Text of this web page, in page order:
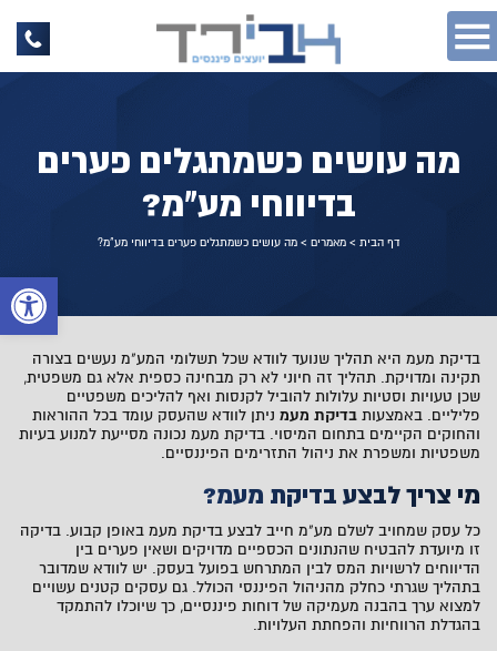
מה עושים כשמתגלים פערים
בדיווחי מע"מ?
דף הבית >מאמרים >מה עושים כשמתגלים פערים בדיווחי מע"מ?
בדיקת מעמ היא תהליך שנועד לוודא שכל תשלומי המע"מ נעשים בצורה
תקינה ומדויקת. תהליך זה חיוני לא רק מבחינה כספית אלא גם משפטית,
שכן טעויות וסטיות עלולות להוביל לקנסות ואף להליכים משפטיים
פליליים. באמצעות בדיקת מעמ ניתן לוודא שהעסק עומד בכל ההוראות
והחוקים הקיימים בתחום המיסוי. בדיקת מעמ נכונה מסייעת למנוע בעיות
משפטיות ומשפרת את ניהול התזרימים הפיננסיים.
מי צריך לבצע בדיקת מעמ?
כל עסק שמחויב לשלם מע"מ חייב לבצע בדיקת מעמ באופן קבוע. בדיקה
זו מיועדת להבטיח שהנתונים הכספיים מדויקים ושאין פערים בין
הדיווחים לרשויות המס לבין המתרחש בפועל בעסק. יש לוודא שמדובר
בתהליך שגרתי כחלק מהניהול הפיננסי הכולל. גם עסקים קטנים עשויים
למצוא ערך בהבנה מעמיקה של דוחות פיננסיים, כך שיוכלו להתמקד
בהגדלת הרווחיות והפחתת העלויות.